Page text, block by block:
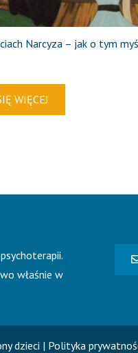
Narcyza – jak o tym
WIĘCEJ
właśnie w
dzieci | Polityka